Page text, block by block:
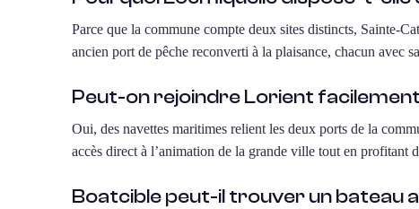
Parce que la commune compte deux sites distincts, Sainte-
ancien port de pêche reconverti à la plaisance, chacun avec
Peut-on rejoindre Lorient
Oui, des navettes maritimes relient les deux ports de la
accès direct à l’animation de la grande ville tout en profitant
Boatcible peut-il trouver un bateau